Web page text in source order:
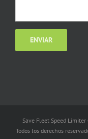
Save Fleet Speed
Todos los derechos